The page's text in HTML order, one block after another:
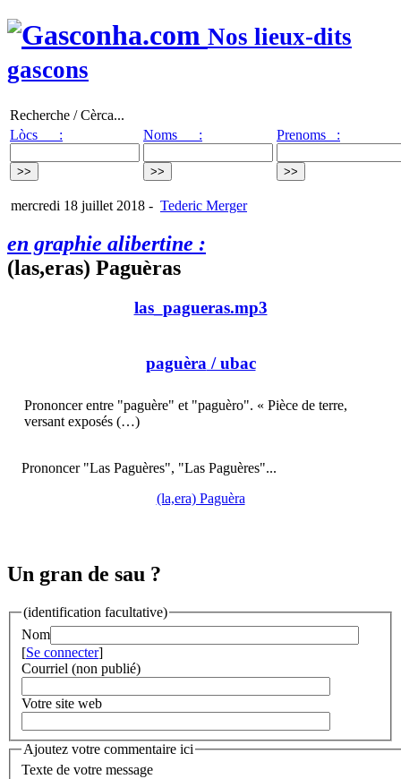
Nos lieux-dits
gascons
Recherche / Cèrca...
Lòcs :
Noms : Prenoms :
mercredi 18 juillet 2018 - Tederic Merger
en graphie alibertine :
(las,eras) Paguèras
las_pagueras.mp3
paguèra / ubac
Prononcer entre "paguère" et "paguèro". « Pièce de terre,
versant exposés (…)
Prononcer "Las Paguères", "Las Paguères"...
(la,era) Paguèra
Un gran de sau ?
(identification facultative)
Nom
[Se connecter]
Courriel (non publié)
Votre site web
Ajoutez votre commentaire ici
Texte de votre message